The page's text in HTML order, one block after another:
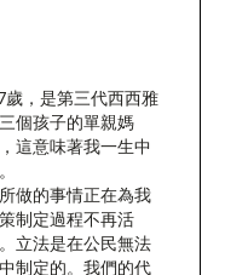
，是第三代西西雅
個孩子的單親媽
這意味著我一生中
做的事情正在為我
制定過程不再活
立法是在公民無法
制定的。我們的代